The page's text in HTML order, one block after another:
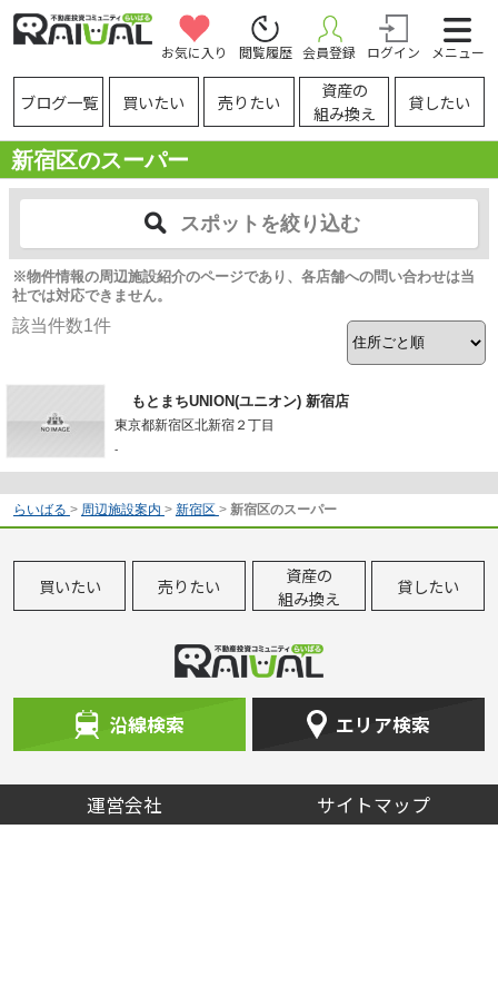
お気に入り 閲覧履歴 会員登録 ログイン メニュー
ブログ一覧 買いたい 売りたい
資産の
組み換え
貸したい
新宿区のスーパー
スポットを絞り込む
※物件情報の周辺施設紹介のページであり、各店舗への問い合わせは当
社では対応できません。
該当件数1件
もとまちUNION(ユニオン) 新宿店
東京都新宿区北新宿２丁目
-
らいばる > 周辺施設案内 > 新宿区 > 新宿区のスーパー
買いたい 売りたい
資産の
組み換え
貸したい
沿線検索 エリア検索
運営会社 サイトマップ